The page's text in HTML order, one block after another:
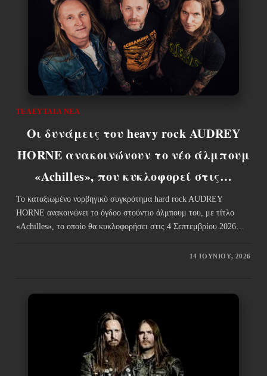
ΤΕΛΕΥΤΑΊΑ ΝΈΑ
Οι δυνάμεις του heavy rock AUDREY
HORNE ανακοινώνουν το νέο άλμπουμ
«Achilles», που κυκλοφορεί στις…
Το καταξιωμένο νορβηγικό συγκρότημα hard rock AUDREY
HORNE ανακοινώνει το όγδοο στούντιο άλμπουμ του, με τίτλο
«Achilles», το οποίο θα κυκλοφορήσει στις 4 Σεπτεμβρίου 2026…
14 ΙΟΥΝΊΟΥ, 2026